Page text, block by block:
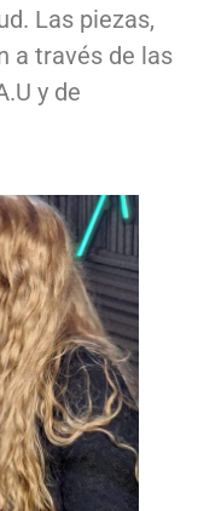
Las piezas,
a través de las
y de